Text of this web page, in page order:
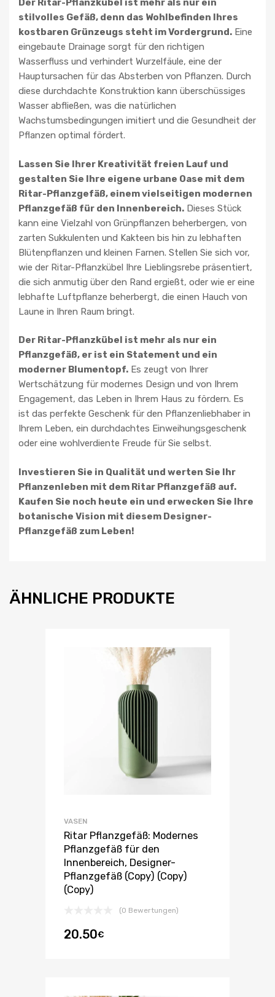
Der Ritar-Pflanzkübel ist mehr als nur ein
stilvolles Gefäß, denn das Wohlbefinden Ihres
kostbaren Grünzeugs steht im Vordergrund. Eine
eingebaute Drainage sorgt für den richtigen
Wasserfluss und verhindert Wurzelfäule, eine der
Hauptursachen für das Absterben von Pflanzen. Durch
diese durchdachte Konstruktion kann überschüssiges
Wasser abfließen, was die natürlichen
Wachstumsbedingungen imitiert und die Gesundheit der
Pflanzen optimal fördert.
Lassen Sie Ihrer Kreativität freien Lauf und
gestalten Sie Ihre eigene urbane Oase mit dem
Ritar-Pflanzgefäß, einem vielseitigen modernen
Pflanzgefäß für den Innenbereich. Dieses Stück
kann eine Vielzahl von Grünpflanzen beherbergen, von
zarten Sukkulenten und Kakteen bis hin zu lebhaften
Blütenpflanzen und kleinen Farnen. Stellen Sie sich vor,
wie der Ritar-Pflanzkübel Ihre Lieblingsrebe präsentiert,
die sich anmutig über den Rand ergießt, oder wie er eine
lebhafte Luftpflanze beherbergt, die einen Hauch von
Laune in Ihren Raum bringt.
Der Ritar-Pflanzkübel ist mehr als nur ein
Pflanzgefäß, er ist ein Statement und ein
moderner Blumentopf. Es zeugt von Ihrer
Wertschätzung für modernes Design und von Ihrem
Engagement, das Leben in Ihrem Haus zu fördern. Es
ist das perfekte Geschenk für den Pflanzenliebhaber in
Ihrem Leben, ein durchdachtes Einweihungsgeschenk
oder eine wohlverdiente Freude für Sie selbst.
Investieren Sie in Qualität und werten Sie Ihr
Pflanzenleben mit dem Ritar Pflanzgefäß auf.
Kaufen Sie noch heute ein und erwecken Sie Ihre
botanische Vision mit diesem Designer-
Pflanzgefäß zum Leben!
ÄHNLICHE PRODUKTE
VASEN
Ritar Pflanzgefäß: Modernes
Pflanzgefäß für den
Innenbereich, Designer-
Pflanzgefäß (Copy) (Copy)
(Copy)
(0 Bewertungen)
20.50€